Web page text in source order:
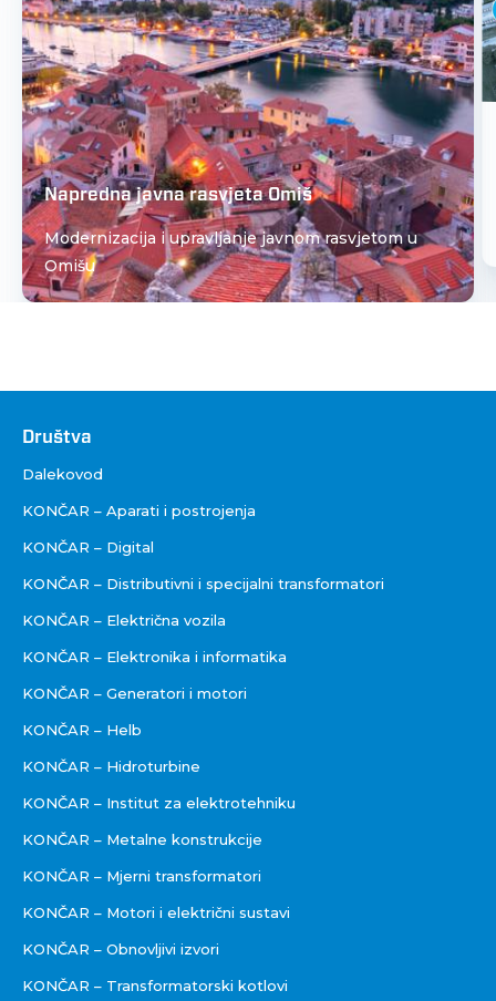
Napredna javna rasvjeta Omiš
Modernizacija i upravljanje javnom rasvjetom u
Omišu
Društva
Društva
Dalekovod
KONČAR – Aparati i postrojenja
KONČAR – Digital
KONČAR – Distributivni i specijalni transformatori
KONČAR – Električna vozila
KONČAR – Elektronika i informatika
KONČAR – Generatori i motori
KONČAR – Helb
KONČAR – Hidroturbine
KONČAR – Institut za elektrotehniku
KONČAR – Metalne konstrukcije
KONČAR – Mjerni transformatori
KONČAR – Motori i električni sustavi
KONČAR – Obnovljivi izvori
KONČAR – Transformatorski kotlovi